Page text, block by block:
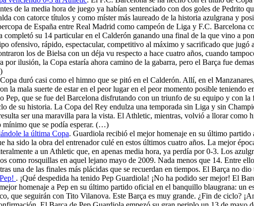
de la media hora de juego ya habían sentenciado con dos goles de Pedrito
con catorce títulos y como míster más laureado de la historia azulgrana y
de España entre Real Madrid como campeón de Liga y F.C. Barcelona
completó su 14 particular en el Calderón ganando una final de la que vino a
ofensivo, rápido, espectacular, competitivo al máximo y sacrificado que jugó
los de Bielsa con un déja vu respecto a hace cuatro años, cuando
ilusión, la Copa estaría ahora camino de la gabarra, pero el Barça fue
duró casi como el himno que se pitó en el Calderón. Allí, en el
la mala suerte de estar en el peor lugar en el peor momento posible teniendo
Pep, que se fue del Barcelona disfrutando con un triunfo de su equipo y con
de su historia. La Copa del Rey endulza una temporada sin Liga y sin
ser una maravilla para la vista. El Athletic, mientras, volvió a llorar como
mínimo que se podía esperar. (…)
la última Copa. Guardiola recibió el mejor homenaje en su último
sido la obra del entrenador culé en estos últimos cuatro años. La mejor
a un Athletic que, en apenas media hora, ya perdía por 0-3. Los
como rosquillas en aquel lejano mayo de 2009. Nada menos que 14. Entre
una de las finales más plácidas que se recuerdan en tiempos. El Barça no
. ¡Qué despedida ha tenido Pep Guardiola! ¡No ha podido ser mejor! El
homenaje a Pep en su último partido oficial en el banquillo blaugrana: un
que seguirán con Tito Vilanova. Este Barça es muy grande. ¿Fin de ciclo?